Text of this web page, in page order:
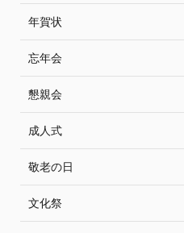
年賀状
忘年会
懇親会
成人式
敬老の日
文化祭